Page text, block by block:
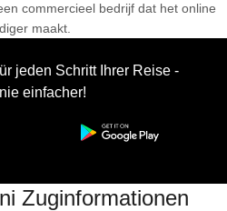
commercieel bedrijf dat het online
maakt.
jeden Schritt Ihrer Reise -
einfacher!
Zuginformationen